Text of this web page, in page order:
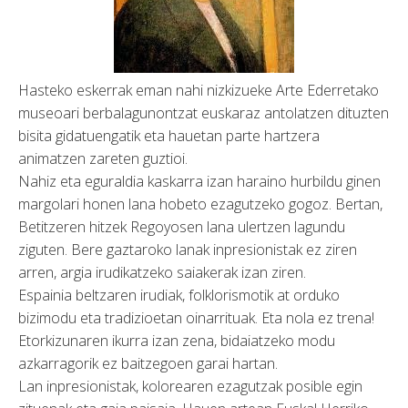
Hasteko eskerrak eman nahi nizkizueke Arte Ederretako
museoari berbalagunontzat euskaraz antolatzen dituzten
bisita gidatuengatik eta hauetan parte hartzera
animatzen zareten guztioi.
Nahiz eta eguraldia kaskarra izan haraino hurbildu ginen
margolari honen lana hobeto ezagutzeko gogoz. Bertan,
Betitzeren hitzek Regoyosen lana ulertzen lagundu
ziguten. Bere gaztaroko lanak inpresionistak ez ziren
arren, argia irudikatzeko saiakerak izan ziren.
Espainia beltzaren irudiak, folklorismotik at orduko
bizimodu eta tradizioetan oinarrituak. Eta nola ez trena!
Etorkizunaren ikurra izan zena, bidaiatzeko modu
azkarragorik ez baitzegoen garai hartan.
Lan inpresionistak, kolorearen ezagutzak posible egin